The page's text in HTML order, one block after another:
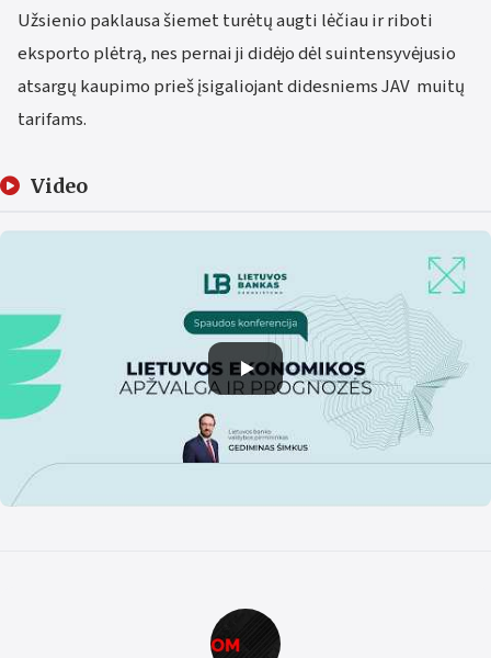
Užsienio paklausa šiemet turėtų augti lėčiau ir riboti
eksporto plėtrą, nes pernai ji didėjo dėl suintensyvėjusio
atsargų kaupimo prieš įsigaliojant didesniems JAV muitų
tarifams.
Video